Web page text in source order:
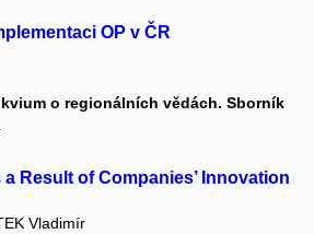
OP v ČR
o regionálních vědách. Sborník
Result of Companies’ Innovation
Vladimír